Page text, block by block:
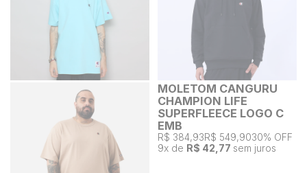
MOLETOM CANGURU
CHAMPION LIFE
SUPERFLEECE LOGO C
EMB
R$ 384,93R$ 549,9030% OFF
9x de R$ 42,77 sem juros